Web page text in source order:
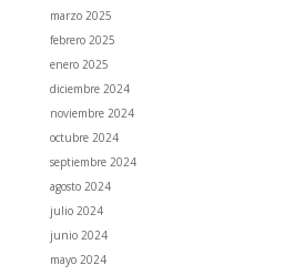
marzo 2025
febrero 2025
enero 2025
diciembre 2024
noviembre 2024
octubre 2024
septiembre 2024
agosto 2024
julio 2024
junio 2024
mayo 2024